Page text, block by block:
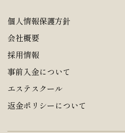
個人情報保護方針
会社概要
採用情報
事前入金について
エステスクール
返金ポリシーについて